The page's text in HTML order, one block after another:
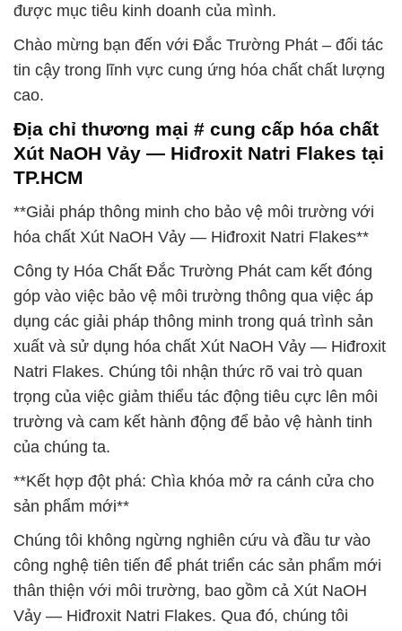
được mục tiêu kinh doanh của mình.
Chào mừng bạn đến với Đắc Trường Phát – đối tác
tin cậy trong lĩnh vực cung ứng hóa chất chất lượng
cao.
Địa chỉ thương mại # cung cấp hóa chất
Xút NaOH Vảy — Hiđroxit Natri Flakes tại
TP.HCM
**Giải pháp thông minh cho bảo vệ môi trường với
hóa chất Xút NaOH Vảy — Hiđroxit Natri Flakes**
Công ty Hóa Chất Đắc Trường Phát cam kết đóng
góp vào việc bảo vệ môi trường thông qua việc áp
dụng các giải pháp thông minh trong quá trình sản
xuất và sử dụng hóa chất Xút NaOH Vảy — Hiđroxit
Natri Flakes. Chúng tôi nhận thức rõ vai trò quan
trọng của việc giảm thiểu tác động tiêu cực lên môi
trường và cam kết hành động để bảo vệ hành tinh
của chúng ta.
**Kết hợp đột phá: Chìa khóa mở ra cánh cửa cho
sản phẩm mới**
Chúng tôi không ngừng nghiên cứu và đầu tư vào
công nghệ tiên tiến để phát triển các sản phẩm mới
thân thiện với môi trường, bao gồm cả Xút NaOH
Vảy — Hiđroxit Natri Flakes. Qua đó, chúng tôi